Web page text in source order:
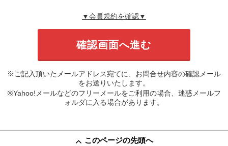
▼会員規約を確認▼
※ご記入頂いたメールアドレス宛てに、お問合せ内容の確認メール
をお送りいたします。
※Yahoo!メールなどのフリーメールをご利用の場合、迷惑メールフ
ォルダに入る場合があります。
このページの先頭へ